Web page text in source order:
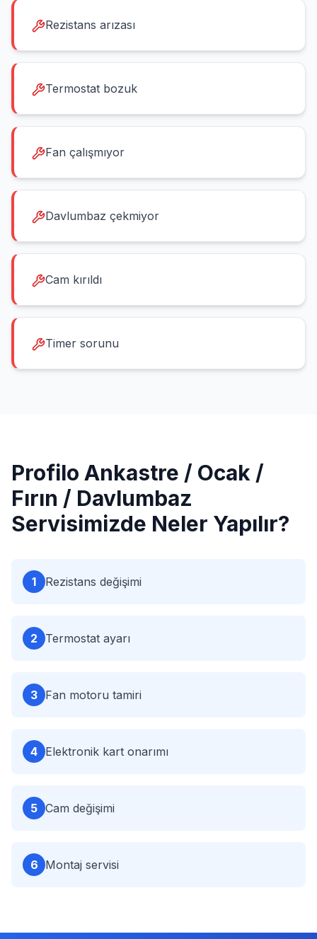
Rezistans arızası
Termostat bozuk
Fan çalışmıyor
Davlumbaz çekmiyor
Cam kırıldı
Timer sorunu
Profilo Ankastre / Ocak /
Fırın / Davlumbaz
Servisimizde Neler Yapılır?
1 Rezistans değişimi
2 Termostat ayarı
3 Fan motoru tamiri
4 Elektronik kart onarımı
5 Cam değişimi
6 Montaj servisi